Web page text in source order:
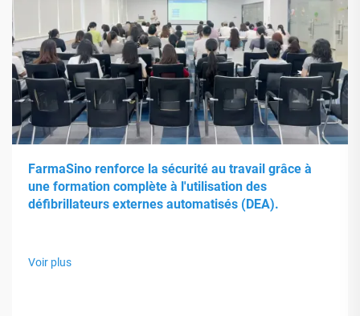
FarmaSino renforce la sécurité au travail grâce à
une formation complète à l'utilisation des
défibrillateurs externes automatisés (DEA).
Voir plus